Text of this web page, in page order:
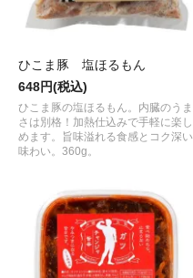
ひこま豚 塩ほるもん
648円(税込)
ひこま豚の塩ほるもん。内臓のうま
さは別格！加熱仕込みで手軽に楽し
めます。旨味溢れる食感とコク深い
味わい。360g。